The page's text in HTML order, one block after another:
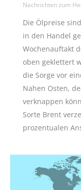
Nachrichten zum
Die Ölpreise
in den Handel
Wochenauftakt
oben geklettert
die Sorge vor
Nahen Osten,
verknappen
Sorte Brent
prozentualen